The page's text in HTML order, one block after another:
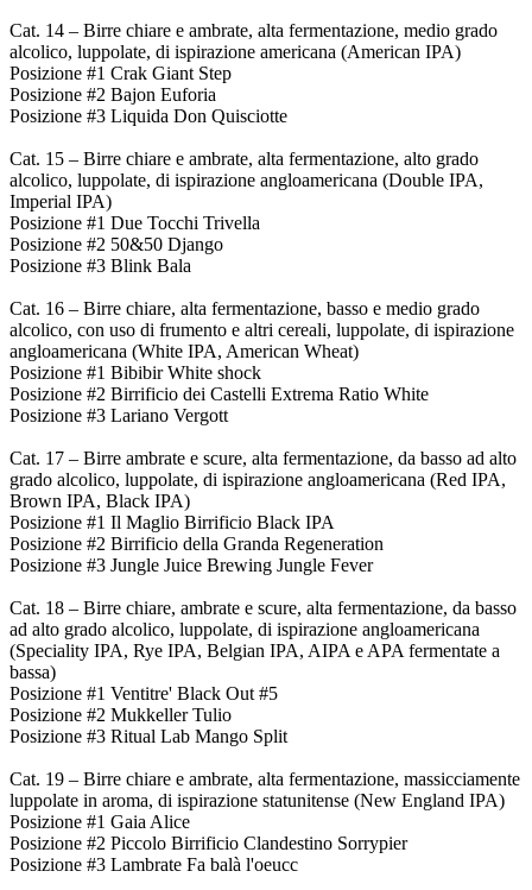
Cat. 14 – Birre chiare e ambrate, alta fermentazione, medio grado
alcolico, luppolate, di ispirazione americana (American IPA)
Posizione #1 Crak Giant Step
Posizione #2 Bajon Euforia
Posizione #3 Liquida Don Quisciotte
Cat. 15 – Birre chiare e ambrate, alta fermentazione, alto grado
alcolico, luppolate, di ispirazione angloamericana (Double IPA,
Imperial IPA)
Posizione #1 Due Tocchi Trivella
Posizione #2 50&50 Django
Posizione #3 Blink Bala
Cat. 16 – Birre chiare, alta fermentazione, basso e medio grado
alcolico, con uso di frumento e altri cereali, luppolate, di ispirazione
angloamericana (White IPA, American Wheat)
Posizione #1 Bibibir White shock
Posizione #2 Birrificio dei Castelli Extrema Ratio White
Posizione #3 Lariano Vergott
Cat. 17 – Birre ambrate e scure, alta fermentazione, da basso ad alto
grado alcolico, luppolate, di ispirazione angloamericana (Red IPA,
Brown IPA, Black IPA)
Posizione #1 Il Maglio Birrificio Black IPA
Posizione #2 Birrificio della Granda Regeneration
Posizione #3 Jungle Juice Brewing Jungle Fever
Cat. 18 – Birre chiare, ambrate e scure, alta fermentazione, da basso
ad alto grado alcolico, luppolate, di ispirazione angloamericana
(Speciality IPA, Rye IPA, Belgian IPA, AIPA e APA fermentate a
bassa)
Posizione #1 Ventitre' Black Out #5
Posizione #2 Mukkeller Tulio
Posizione #3 Ritual Lab Mango Split
Cat. 19 – Birre chiare e ambrate, alta fermentazione, massicciamente
luppolate in aroma, di ispirazione statunitense (New England IPA)
Posizione #1 Gaia Alice
Posizione #2 Piccolo Birrificio Clandestino Sorrypier
Posizione #3 Lambrate Fa balà l'oeucc